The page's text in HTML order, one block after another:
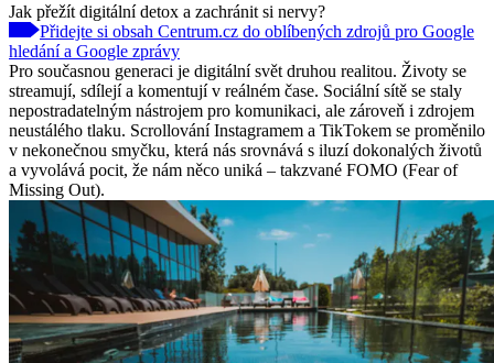
Jak přežít digitální detox a zachránit si nervy?
Přidejte si obsah Centrum.cz do oblíbených zdrojů pro Google
hledání a Google zprávy
Pro současnou generaci je digitální svět druhou realitou. Životy se
streamují, sdílejí a komentují v reálném čase. Sociální sítě se staly
nepostradatelným nástrojem pro komunikaci, ale zároveň i zdrojem
neustálého tlaku. Scrollování Instagramem a TikTokem se proměnilo
v nekonečnou smyčku, která nás srovnává s iluzí dokonalých životů
a vyvolává pocit, že nám něco uniká – takzvané FOMO (Fear of
Missing Out).